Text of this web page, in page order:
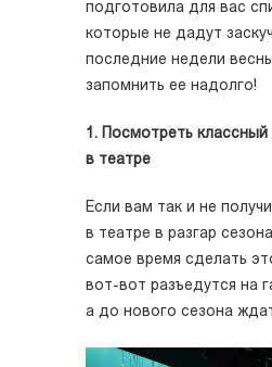
подготовила для вас
которые не дадут
последние недели
запомнить ее надолго!
1. Посмотреть классный
в театре
Если вам так и не
в театре в разгар
самое время сделать
вот-вот разъедутся на
а до нового сезона